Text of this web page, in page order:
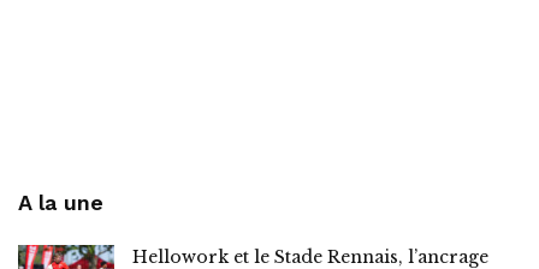
A la une
Hellowork et le Stade Rennais, l’ancrage